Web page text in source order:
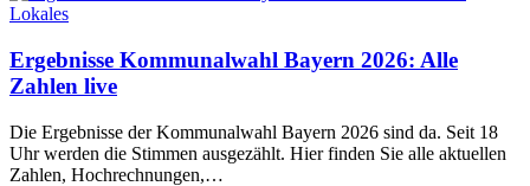
Lokales
Ergebnisse Kommunalwahl Bayern 2026: Alle
Zahlen live
Die Ergebnisse der Kommunalwahl Bayern 2026 sind da. Seit 18
Uhr werden die Stimmen ausgezählt. Hier finden Sie alle aktuellen
Zahlen, Hochrechnungen,…